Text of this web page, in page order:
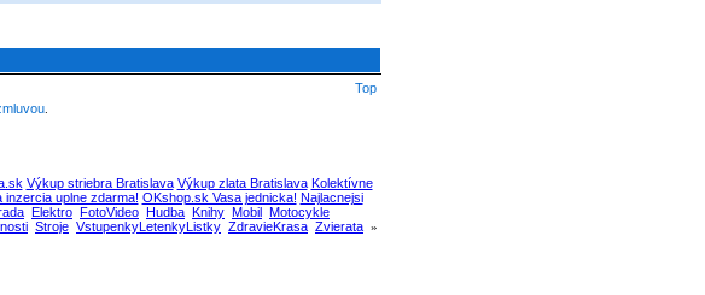
Top
Výkup striebra Bratislava Výkup zlata Bratislava Kolektívne
uplne zdarma! OKshop.sk Vasa jednicka! Najlacnejsi
Elektro FotoVideo Hudba Knihy Mobil Motocykle
Stroje VstupenkyLetenkyListky ZdravieKrasa Zvierata »